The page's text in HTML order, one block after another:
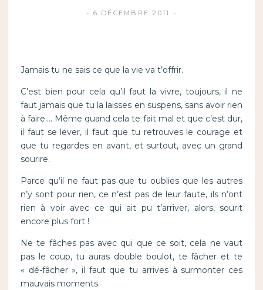
6 DÉCEMBRE 2011
Jamais tu ne sais ce que la vie va t’offrir.
C’est bien pour cela qu’il faut la vivre, toujours, il ne
faut jamais que tu la laisses en suspens, sans avoir rien
à faire…. Même quand cela te fait mal et que c’est dur,
il faut se lever, il faut que tu retrouves le courage et
que tu regardes en avant, et surtout, avec un grand
sourire.
Parce qu’il ne faut pas que tu oublies que les autres
n’y sont pour rien, ce n’est pas de leur faute, ils n’ont
rien à voir avec ce qui ait pu t’arriver, alors, sourit
encore plus fort !
Ne te fâches pas avec qui que ce soit, cela ne vaut
pas le coup, tu auras double boulot, te fâcher et te
« dé-fâcher », il faut que tu arrives à surmonter ces
mauvais moments.